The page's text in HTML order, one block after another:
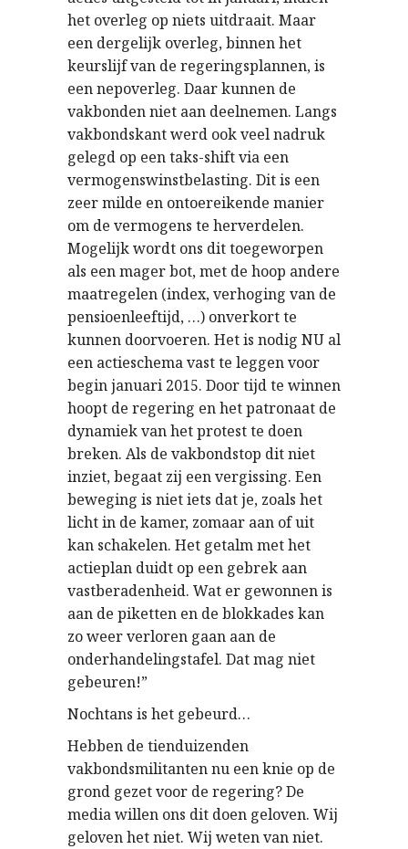
het overleg op niets uitdraait. Maar
een dergelijk overleg, binnen het
keurslijf van de regeringsplannen, is
een nepoverleg. Daar kunnen de
vakbonden niet aan deelnemen. Langs
vakbondskant werd ook veel nadruk
gelegd op een taks-shift via een
vermogenswinstbelasting. Dit is een
zeer milde en ontoereikende manier
om de vermogens te herverdelen.
Mogelijk wordt ons dit toegeworpen
als een mager bot, met de hoop andere
maatregelen (index, verhoging van de
pensioenleeftijd, …) onverkort te
kunnen doorvoeren. Het is nodig NU al
een actieschema vast te leggen voor
begin januari 2015. Door tijd te winnen
hoopt de regering en het patronaat de
dynamiek van het protest te doen
breken. Als de vakbondstop dit niet
inziet, begaat zij een vergissing. Een
beweging is niet iets dat je, zoals het
licht in de kamer, zomaar aan of uit
kan schakelen. Het getalm met het
actieplan duidt op een gebrek aan
vastberadenheid. Wat er gewonnen is
aan de piketten en de blokkades kan
zo weer verloren gaan aan de
onderhandelingstafel. Dat mag niet
gebeuren!”
Nochtans is het gebeurd…
Hebben de tienduizenden
vakbondsmilitanten nu een knie op de
grond gezet voor de regering? De
media willen ons dit doen geloven. Wij
geloven het niet. Wij weten van niet.